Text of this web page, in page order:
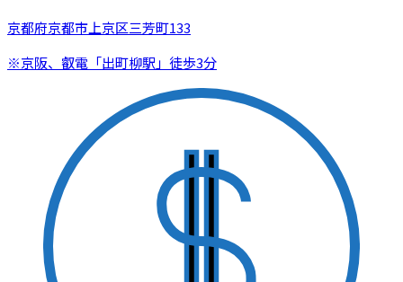
京都府京都市上京区三芳町133
※京阪、叡電「出町柳駅」徒歩3分